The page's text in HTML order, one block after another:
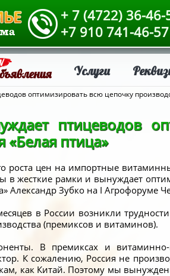
+ 7 (4722) 36-46-
+7 910 741-46-57
Услуги
оптимизировать всю цепочку
птицеводов
«Белая птица»
роста цен на импортные
в жесткие рамки и вынуждает
Александр Зубко на I Агрофоруме
в России возникли
(премиксов и витаминов).
В премиксах и
К сожалению, Россия не
как Китай. Поэтому мы